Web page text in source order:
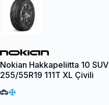
Nokian Hakkapeliitta 10 SUV
255/55R19 111T XL Çivili